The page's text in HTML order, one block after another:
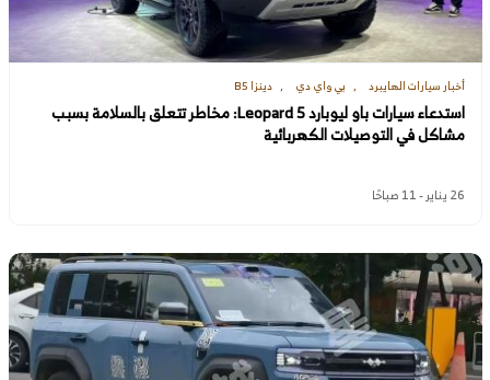
أخبار سيارات الهايبرد بي واي دي دينزا B5
استدعاء سيارات باو ليوبارد Leopard 5: مخاطر تتعلق بالسلامة بسبب
مشاكل في التوصيلات الكهربائية
26 يناير - 11 صباحًا